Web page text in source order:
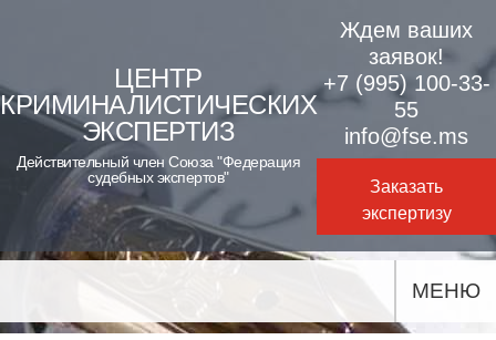
content
ЦЕНТР
КРИМИНАЛИСТИЧЕСКИХ
ЭКСПЕРТИЗ
Действительный член Союза "Федерация
судебных экспертов"
Ждем ваших
заявок!
+7 (995) 100-33-
55
info@fse.ms
Заказать
экспертизу
МЕНЮ